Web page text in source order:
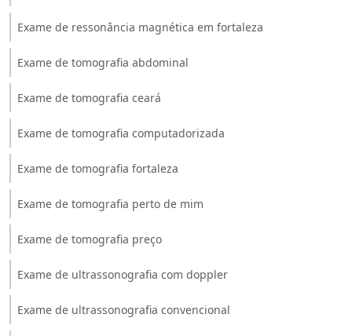
Exame de ressonância magnética em fortaleza
Exame de tomografia abdominal
Exame de tomografia ceará
Exame de tomografia computadorizada
Exame de tomografia fortaleza
Exame de tomografia perto de mim
Exame de tomografia preço
Exame de ultrassonografia com doppler
Exame de ultrassonografia convencional